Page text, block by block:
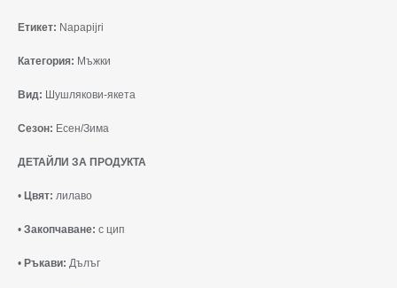
Етикет: Napapijri
Категория: Мъжки
Вид: Шушлякови-якета
Сезон: Есен/Зима
ДЕТАЙЛИ ЗА ПРОДУКТА
• Цвят: лилаво
• Закопчаване: с цип
• Ръкави: Дълъг